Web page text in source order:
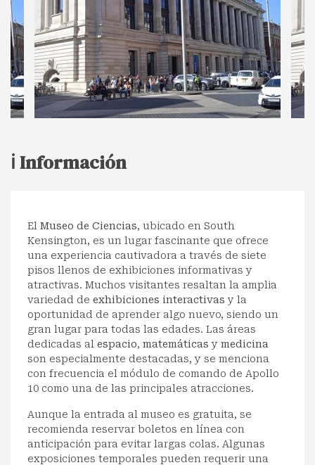
ℹ️ Información
El Museo de Ciencias, ubicado en South
Kensington, es un lugar fascinante que ofrece
una experiencia cautivadora a través de siete
pisos llenos de exhibiciones informativas y
atractivas. Muchos visitantes resaltan la amplia
variedad de exhibiciones interactivas y la
oportunidad de aprender algo nuevo, siendo un
gran lugar para todas las edades. Las áreas
dedicadas al espacio, matemáticas y medicina
son especialmente destacadas, y se menciona
con frecuencia el módulo de comando de Apollo
10 como una de las principales atracciones.
Aunque la entrada al museo es gratuita, se
recomienda reservar boletos en línea con
anticipación para evitar largas colas. Algunas
exposiciones temporales pueden requerir una